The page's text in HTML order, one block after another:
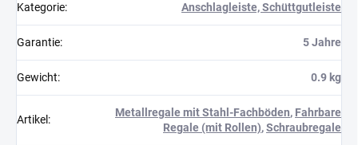
Kategorie: Anschlagleiste, Schüttgutleiste
Garantie: 5 Jahre
Gewicht: 0.9 kg
Artikel :
Metallregale mit Stahl-Fachböden, Fahrbare
Regale (mit Rollen),Schraubregale